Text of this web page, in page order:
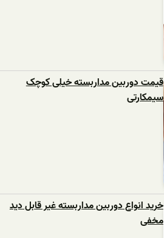
قیمت دوربین مداربسته خیلی کوچک
سیمکارتی
خرید انواع دوربین مداربسته غیر قابل دید
مخفی